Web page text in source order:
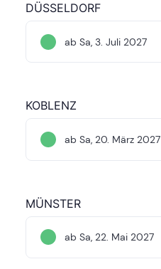
DÜSSELDORF
ab Sa, 3. Juli 2027
KOBLENZ
ab Sa, 20. März 2027
MÜNSTER
ab Sa, 22. Mai 2027